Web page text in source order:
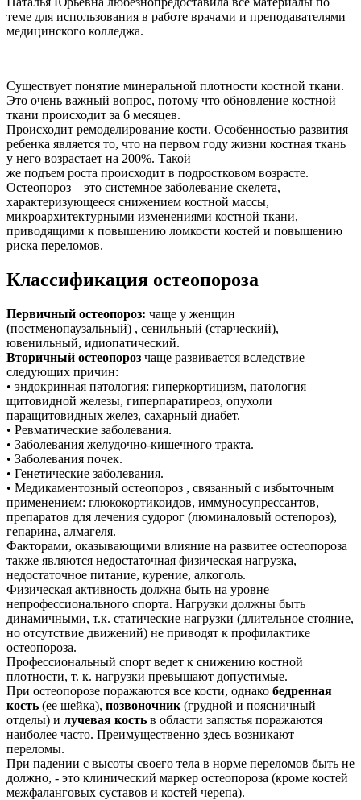
теме для использования в работе врачами и преподавателями
медицинского колледжа.
Существует понятие минеральной плотности костной ткани.
Это очень важный вопрос, потому что обновление костной
ткани происходит за 6 месяцев.
Происходит ремоделирование кости. Особенностью развития
ребенка является то, что на первом году жизни костная ткань
у него возрастает на 200%. Такой
же подъем роста происходит в подростковом возрасте.
Остеопороз – это системное заболевание скелета,
характеризующееся снижением костной массы,
микроархитектурными изменениями костной ткани,
приводящими к повышению ломкости костей и повышению
риска переломов.
Классификация остеопороза
Первичный остеопороз: чаще у женщин
(постменопаузальный) , сенильный (старческий),
ювенильный, идиопатический.
Вторичный остеопороз чаще развивается вследствие
следующих причин:
• эндокринная патология: гиперкортицизм, патология
щитовидной железы, гиперпаратиреоз, опухоли
паращитовидных желез, сахарный диабет.
• Ревматические заболевания.
• Заболевания желудочно-кишечного тракта.
• Заболевания почек.
• Генетические заболевания.
• Медикаментозный остеопороз , связанный с избыточным
применением: глюкокортикоидов, иммуносупрессантов,
препаратов для лечения судорог (люминаловый остепороз),
гепарина, алмагеля.
Факторами, оказывающими влияние на развитее остеопороза
также являются недостаточная физическая нагрузка,
недостаточное питание, курение, алкоголь.
Физическая активность должна быть на уровне
непрофессионального спорта. Нагрузки должны быть
динамичными, т.к. статические нагрузки (длительное стояние,
но отсутствие движений) не приводят к профилактике
остеопороза.
Профессиональный спорт ведет к снижению костной
плотности, т. к. нагрузки превышают допустимые.
При остеопорозе поражаются все кости, однако бедренная
кость (ее шейка), позвоночник (грудной и поясничный
отделы) и лучевая кость в области запястья поражаются
наиболее часто. Преимущественно здесь возникают
переломы.
При падении с высоты своего тела в норме переломов быть не
должно, - это клинический маркер остеопороза (кроме костей
межфаланговых суставов и костей черепа).